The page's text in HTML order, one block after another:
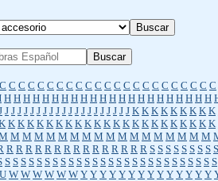
C C C C C C C C C C C C C C C C C C C C C C C
H H H H H H H H H H H H H H H H H H H H H H
J J J J J J J J J J J J J J J J J J J J K K K K K K K K K
K K K K K K K K K K K K K K K K K K K K K K
M M M M M M M M M M M M M M M M M
R R R R R R R R R R R R R R R S S S S S S S S S
S S S S S S S S S S S S S S S S S S S S S S S S S S S
U W W W W W W Y Y Y Y Y Y Y Y Y Y Y Y Y Y